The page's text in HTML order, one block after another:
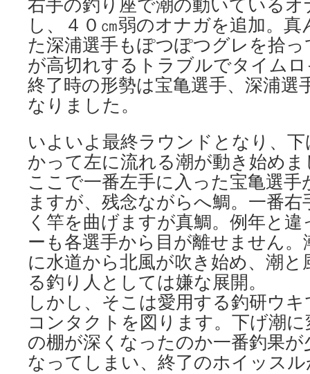
し、４０㎝弱のオナガを追加。
た深浦選手もぽつぽつグレを拾
が高切れするトラブルでタイム
終了時の形勢は宝亀選手、深浦選
なりました。
いよいよ最終ラウンドとなり、
かって左に流れる潮が動き始めま
ここで一番左手に入った宝亀選
ますが、残念ながらへ鯛。一番
く竿を曲げますが真鯛。例年と
ーも各選手から目が離せません
に水道から北風が吹き始め、潮
る釣り人としては嫌な展開。
しかし、そこは愛用する釣研ウ
コンタクトを図ります。下げ潮
の棚が深くなったのか一番釣果
なってしまい、終了のホイッス